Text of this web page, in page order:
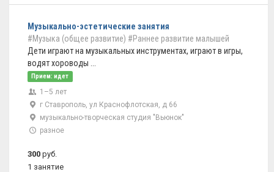
Музыкально-эстетические занятия
#Музыка (общее развитие) #Раннее развитие малышей
Дети играют на музыкальных инструментах, играют в игры,
водят хороводы ...
Прием: идет
1–5 лет
г Ставрополь, ул Краснофлотская, д 66
музыкально-творческая студия "Вьюнок"
разное
300 руб.
1 занятие